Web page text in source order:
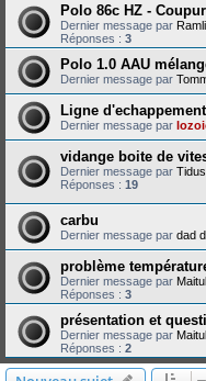
Polo 86c HZ -
Dernier message par
Réponses : 3
Polo 1.0 AAU
Dernier message par
Ligne
Dernier message par
vidange boite de
Dernier message par
Réponses : 19
carbu
Dernier message par dad
problème
Dernier message par
Réponses : 3
présentation et
Dernier message par
Réponses : 2